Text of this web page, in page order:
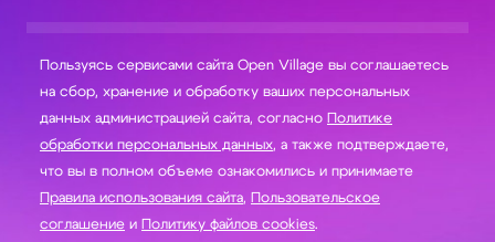
Пользуясь сервисами сайта Open Village вы соглашаетесь
на сбор, хранение и обработку ваших персональных
данных администрацией сайта, согласно Политике
обработки персональных данных, а также подтверждаете,
что вы в полном объеме ознакомились и принимаете
Правила использования сайта, Пользовательское
соглашение и Политику файлов cookies.